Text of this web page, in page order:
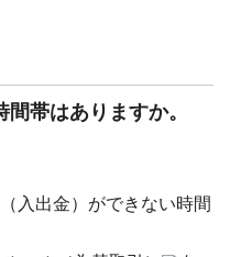
帯はありますか。
入出金）ができない時間